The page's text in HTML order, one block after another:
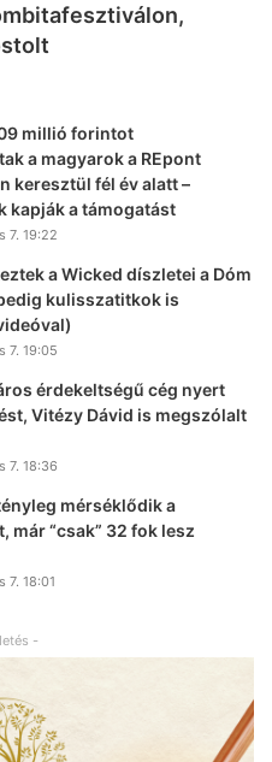
millió forintot
a magyarok a REpont
keresztül fél év alatt –
kapják a támogatást
7. 19:22
a Wicked díszletei a Dóm
kulisszatitkok is
7. 19:05
érdekeltségű cég nyert
Vitézy Dávid is megszólalt
7. 18:36
mérséklődik a
már “csak” 32 fok lesz
7. 18:01
-